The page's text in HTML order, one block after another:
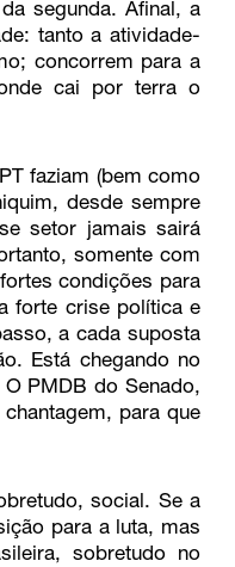
segunda. Afinal, a
tanto a atividade-
concorrem para a
cai por terra o
faziam (bem como
desde sempre
setor jamais sairá
somente com
condições para
forte crise política e
a cada suposta
Está chegando no
PMDB do Senado,
para que
social. Se a
para a luta, mas
sobretudo no